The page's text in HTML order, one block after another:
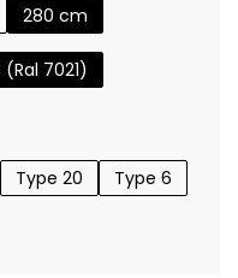
280 cm
7021)
Type 20 Type 6